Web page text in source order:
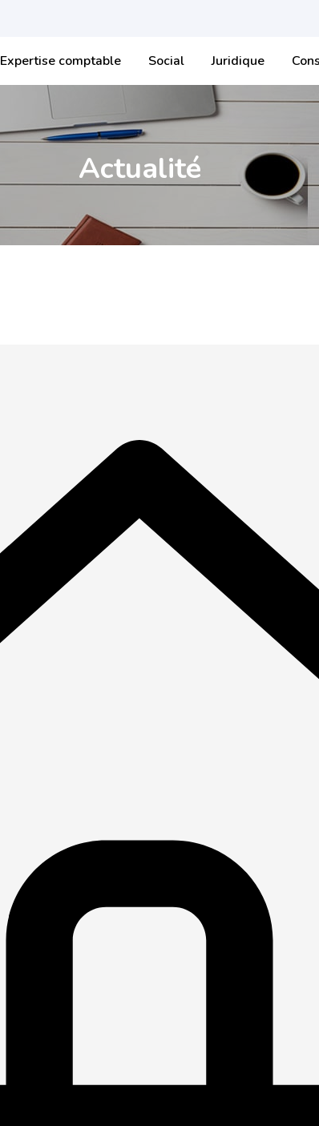
Expertise comptable Social Juridique
Actualité